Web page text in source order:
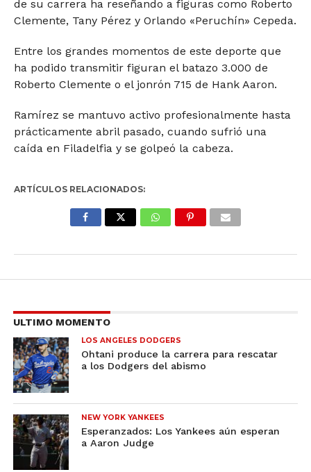
de su carrera ha reseñando a figuras como Roberto
Clemente, Tany Pérez y Orlando «Peruchín» Cepeda.
Entre los grandes momentos de este deporte que
ha podido transmitir figuran el batazo 3.000 de
Roberto Clemente o el jonrón 715 de Hank Aaron.
Ramírez se mantuvo activo profesionalmente hasta
prácticamente abril pasado, cuando sufrió una
caída en Filadelfia y se golpeó la cabeza.
ARTÍCULOS RELACIONADOS:
ULTIMO MOMENTO
LOS ANGELES DODGERS
Ohtani produce la carrera para rescatar
a los Dodgers del abismo
NEW YORK YANKEES
Esperanzados: Los Yankees aún esperan
a Aaron Judge